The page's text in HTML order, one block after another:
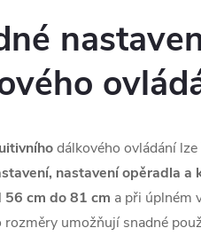
dálkového ovládání
nastavení opěradla a
56 cm do 81 cm a při úplném
rozměry umožňují snadné